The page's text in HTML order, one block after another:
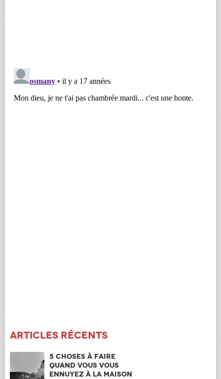
Articles récents
5 choses à faire
quand vous vous
ennuyez à la maison